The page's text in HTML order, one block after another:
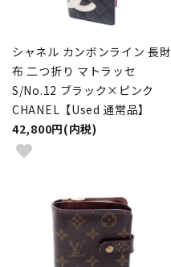
シャネル カンボンライン 長財
布 二つ折り マトラッセ
S/No.12 ブラック×ピンク
CHANEL【Used 通常品】
42,800円(内税)